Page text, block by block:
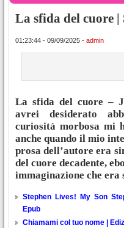
La sfida del cuore
01:23:44 - 09/09/2025 - admin
La sfida del cuore –
avrei desiderato
curiosità morbosa mi
anche quando il mio
prosa dell’autore era
del cuore decadente,
immaginazione che
Stephen Lives! My Son
Epub
Chiamami col tuo nome |